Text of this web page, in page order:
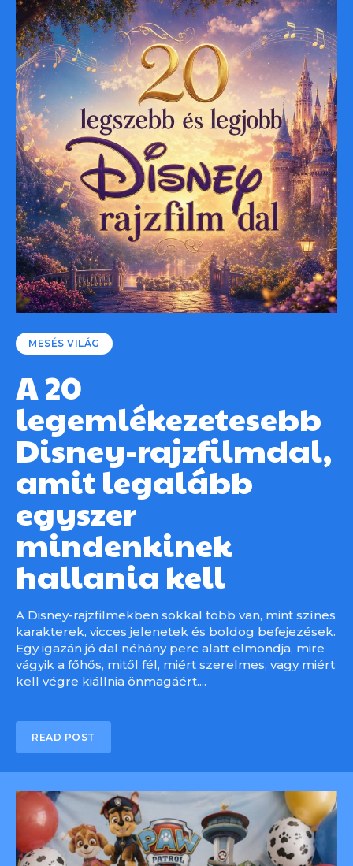
MESÉS VILÁG
A 20
legemlékezetesebb
Disney-rajzfilmdal,
amit legalább
egyszer
mindenkinek
hallania kell
A Disney-rajzfilmekben sokkal több van, mint színes
karakterek, vicces jelenetek és boldog befejezések.
Egy igazán jó dal néhány perc alatt elmondja, mire
vágyik a főhős, mitől fél, miért szerelmes, vagy miért
kell végre kiállnia önmagáért....
READ POST